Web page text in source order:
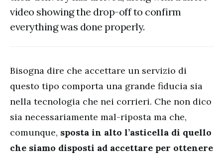
video showing the drop-off to confirm
everything was done properly.
Bisogna dire che accettare un servizio di
questo tipo comporta una grande fiducia sia
nella tecnologia che nei corrieri. Che non dico
sia necessariamente mal-riposta ma che,
comunque, sposta in alto l’asticella di quello
che siamo disposti ad accettare per ottenere